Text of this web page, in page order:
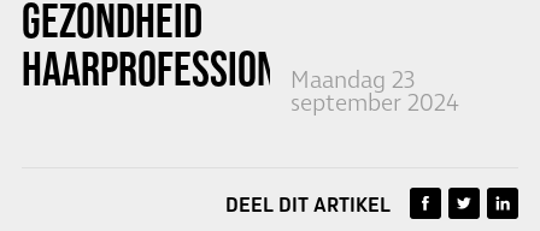
GEZONDHEID
HAARPROFESSIONALSMaandag 23
september 2024
DEEL DIT ARTIKEL